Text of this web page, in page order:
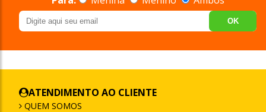
OK
ATENDIMENTO AO CLIENTE
QUEM SOMOS